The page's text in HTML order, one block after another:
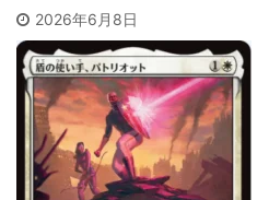
2026年6月8日